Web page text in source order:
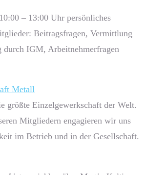
– 13:00 Uhr persönliches
Beitragsfragen, Vermittlung
durch IGM, Arbeitnehmerfragen
Metall
größte Einzelgewerkschaft der Welt.
Mitgliedern engagieren wir uns
im Betrieb und in der Gesellschaft.